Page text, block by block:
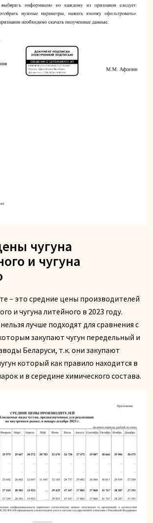
чугуна
и чугуна
– это средние цены производителей
и чугуна литейного в 2023 году.
лучше подходят для сравнения с
закупают чугун передельный и
Беларуси, т.к. они закупают
который как правило находится в
и в середине химического состава.